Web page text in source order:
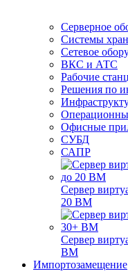
Серверное
Системы
Сетевое
ВКС и АТС
Рабочие
Решения по
Офисные
СУБД
САПР
Сервер
20 ВМ
Сервер
ВМ
Импортозамещение